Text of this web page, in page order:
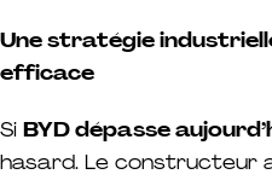
Une stratégie
efficace
Si BYD dépasse
hasard. Le constructeur